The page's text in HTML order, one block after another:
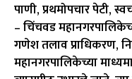
पाणी, प्रथमोपचार पेटी,
– चिंचवड
गणेश तलाव प्राधिकरण,
महानगरपालिकेच्या